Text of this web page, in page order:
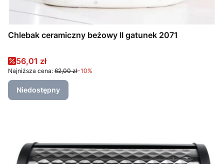
Chlebak ceramiczny beżowy II gatunek 2071
Cena promocyjna
56,01 zł
Najniższa cena: 62,00 zł-10%
Niedostępny